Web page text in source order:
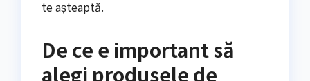
te așteaptă.
De ce e important să
alegi produsele de